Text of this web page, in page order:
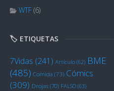
WTF (6)
🏷️ ETIQUETAS
7Vidas (241) Artículo (62) BME
(485) Comida (73) Cómics
(309) Drojas (70) FALSO (63)